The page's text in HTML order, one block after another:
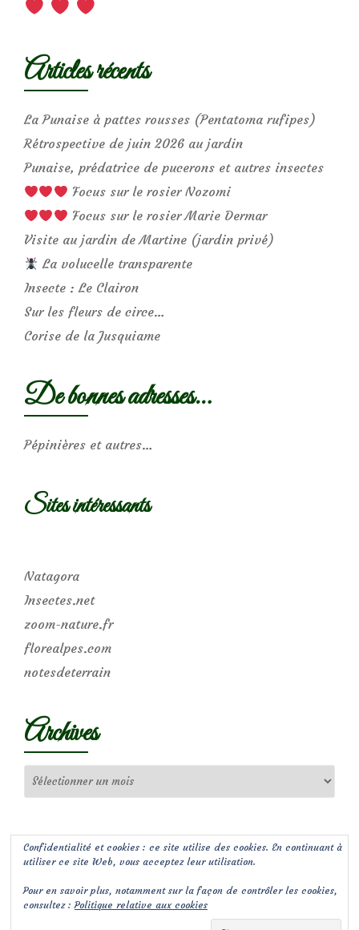
Articles récents
La Punaise à pattes rousses (Pentatoma rufipes)
Rétrospective de juin 2026 au jardin
Punaise, prédatrice de pucerons et autres insectes
Focus sur le rosier Nozomi
Focus sur le rosier Marie Dermar
Visite au jardin de Martine (jardin privé)
La volucelle transparente
Insecte : Le Clairon
Sur les fleurs de circe…
Corise de la Jusquiame
De bonnes adresses…
Pépinières et autres…
Sites intéressants
Natagora
Insectes.net
zoom-nature.fr
florealpes.com
notesdeterrain
Archives
Confidentialité et cookies : ce site utilise des cookies. En continuant à
utiliser ce site Web, vous acceptez leur utilisation.
Pour en savoir plus, notamment sur la façon de contrôler les cookies,
consultez :Politique relative aux cookies